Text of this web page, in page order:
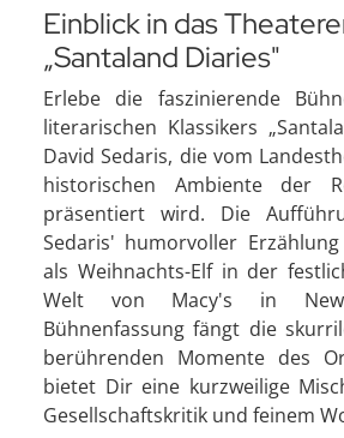
Einblick in das
„Santaland Diaries"
Erlebe die faszinierende
literarischen Klassikers
David Sedaris, die vom
historischen Ambiente der
präsentiert wird. Die
Sedaris' humorvoller
als Weihnachts-Elf in der
Welt von Macy's in
Bühnenfassung fängt die
berührenden Momente des
bietet Dir eine kurzweilige
Gesellschaftskritik und feinem